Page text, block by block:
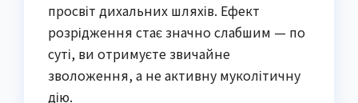
просвіт дихальних шляхів. Ефект
розрідження стає значно слабшим — по
суті, ви отримуєте звичайне
зволоження, а не активну муколітичну
дію.